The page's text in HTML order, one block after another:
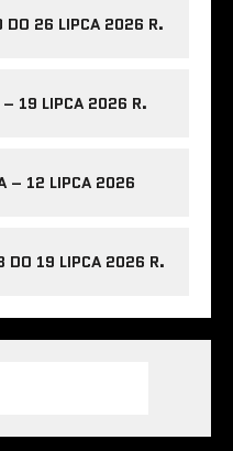
DO 26 LIPCA 2026 R.
– 19 LIPCA 2026 R.
– 12 LIPCA 2026
DO 19 LIPCA 2026 R.